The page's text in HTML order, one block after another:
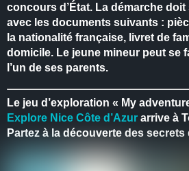
concours d’État. La démarche doit
avec les documents suivants :
la nationalité française, livret de
domicile. Le jeune mineur peut se
l’un de ses parents.
Le jeu d’exploration « My
Explore Nice Côte d’Azur arrive à
Partez à la découverte des